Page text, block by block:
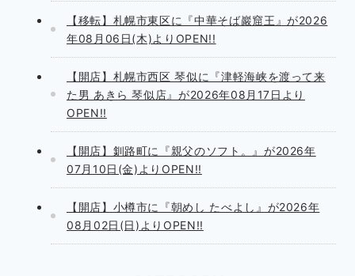
【移転】札幌市東区に『中華そば巖窟王』が2026
年08月06日(木)よりOPEN!!
【開店】札幌市西区 琴似に『津軽海峡を渡って来
た男 あきら 琴似店』が2026年08月17日より
OPEN!!
【開店】釧路町に『親父のソフト。』が2026年
07月10日(金)よりOPEN!!
【開店】小樽市に『朝めし たべよし』が2026年
08月02日(日)よりOPEN!!